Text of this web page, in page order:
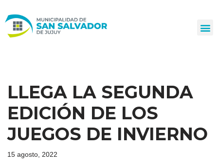
al
LLEGA LA SEGUNDA
EDICIÓN DE LOS
JUEGOS DE INVIERNO
15 agosto, 2022